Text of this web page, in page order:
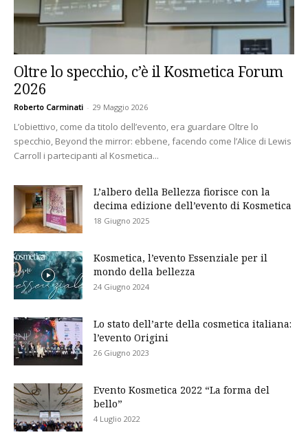
Oltre lo specchio, c’è il Kosmetica Forum
2026
Roberto Carminati - 29 Maggio 2026
L’obiettivo, come da titolo dell’evento, era guardare Oltre lo
specchio, Beyond the mirror: ebbene, facendo come l’Alice di Lewis
Carroll i partecipanti al Kosmetica...
L’albero della Bellezza fiorisce con la
decima edizione dell’evento di Kosmetica
18 Giugno 2025
Kosmetica, l’evento Essenziale per il
mondo della bellezza
24 Giugno 2024
Lo stato dell’arte della cosmetica italiana:
l’evento Origini
26 Giugno 2023
Evento Kosmetica 2022 “La forma del
bello”
4 Luglio 2022